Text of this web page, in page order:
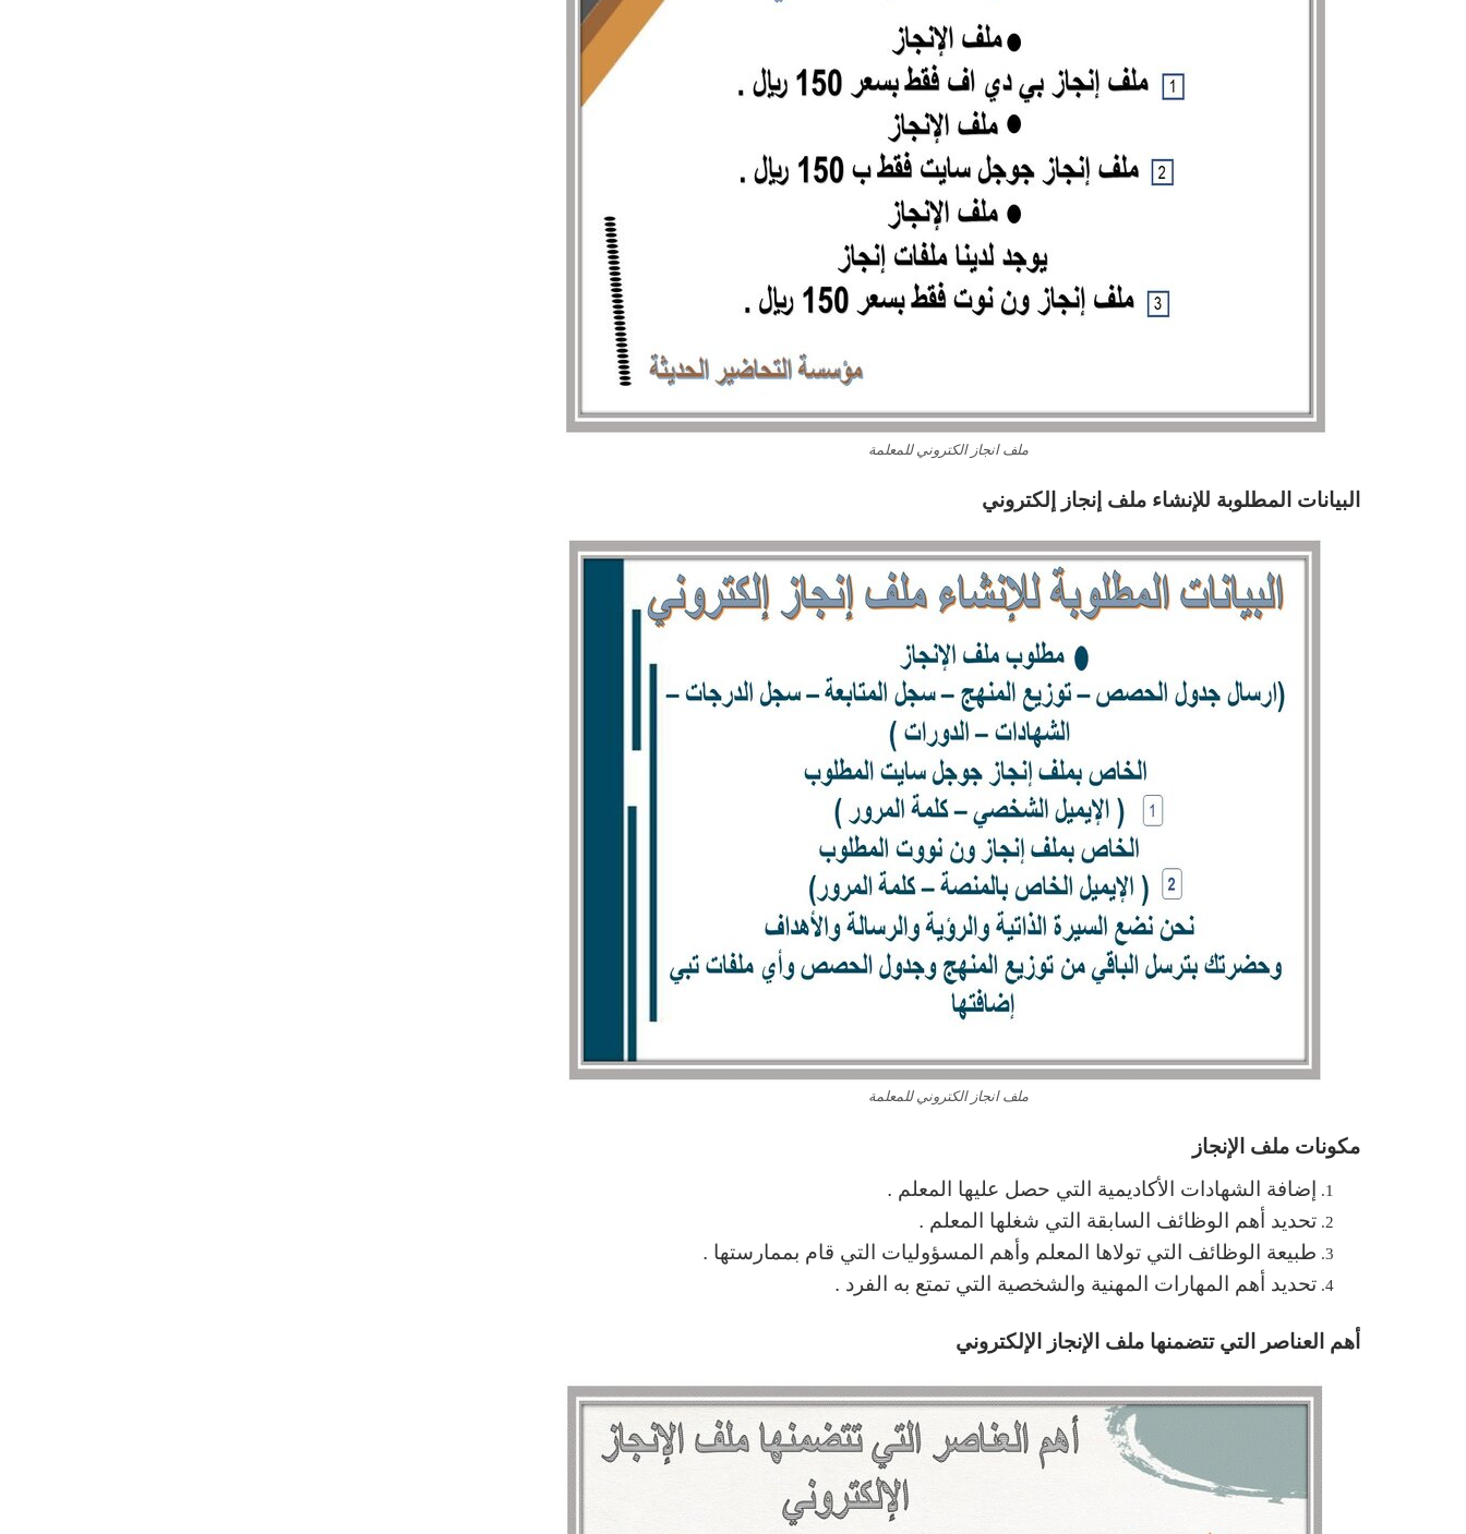
ملف انجاز الكتروني للمعلمة
البيانات المطلوبة للإنشاء ملف إنجاز إلكتروني
ملف انجاز الكتروني للمعلمة
مكونات ملف الإنجاز
إضافة الشهادات الأكاديمية التي حصل عليها المعلم .
تحديد أهم الوظائف السابقة التي شغلها المعلم .
طبيعة الوظائف التي تولاها المعلم وأهم المسؤوليات التي قام بممارستها .
تحديد أهم المهارات المهنية والشخصية التي تمتع به الفرد .
أهم العناصر التي تتضمنها ملف الإنجاز الإلكتروني